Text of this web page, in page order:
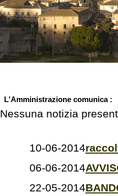
L'Amministrazione comunica :
Nessuna notizia
10-06-2014
06-06-2014
22-05-2014